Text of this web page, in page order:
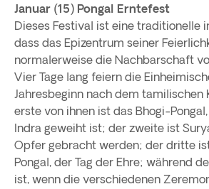
Januar (15) Pongal Erntefest
Dieses Festival ist eine traditionelle
dass das Epizentrum seiner
normalerweise die Nachbarschaft
Vier Tage lang feiern die
Jahresbeginn nach dem tamilischen
erste von ihnen ist das Bhogi-
Indra geweiht ist; der zweite ist
Opfer gebracht werden; der dritte
Pongal, der Tag der Ehre; während
ist, wenn die verschiedenen